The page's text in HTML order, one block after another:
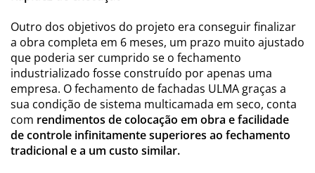
Outro dos objetivos do projeto era conseguir finalizar
a obra completa em 6 meses, um prazo muito ajustado
que poderia ser cumprido se o fechamento
industrializado fosse construído por apenas uma
empresa. O fechamento de fachadas ULMA graças a
sua condição de sistema multicamada em seco, conta
com rendimentos de colocação em obra e facilidade
de controle infinitamente superiores ao fechamento
tradicional e a um custo similar.